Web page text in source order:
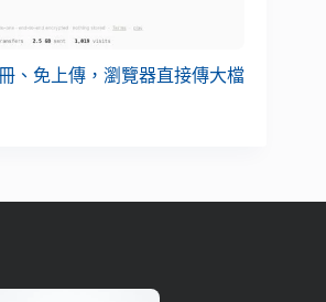
、免上傳，瀏覽器直接傳大檔